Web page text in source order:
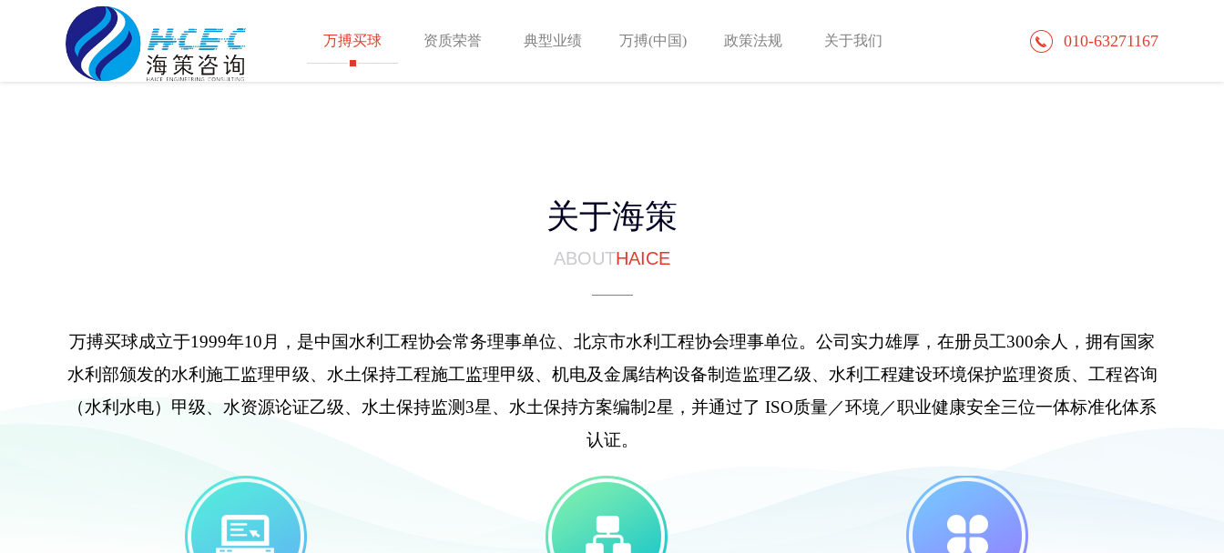
万搏买球 资质荣誉 典型业绩 万搏(中国) 政策法规 关于我们 010-63271167
关于海策
ABOUTHAICE
万搏买球成立于1999年10月，是中国水利工程协会常务理事单位、北京市水利工程协会理事单位。公司实力雄厚，在册员工300余人，拥有国家
水利部颁发的水利施工监理甲级、水土保持工程施工监理甲级、机电及金属结构设备制造监理乙级、水利工程建设环境保护监理资质、工程咨询
（水利水电）甲级、水资源论证乙级、水土保持监测3星、水土保持方案编制2星，并通过了 ISO质量／环境／职业健康安全三位一体标准化体系
认证。